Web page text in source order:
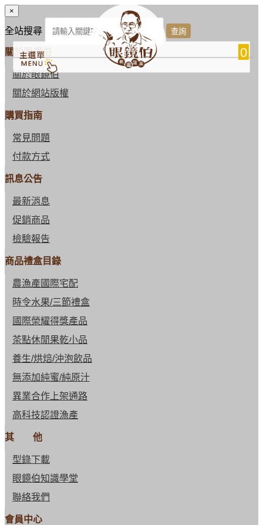
0
×
全站搜尋
關於眼鏡伯
關於眼鏡伯
關於網站版權
購買指南
常見問題
付款方式
訊息公告
最新消息
促銷商品
檢驗報告
商品禮盒目錄
農漁產國際宅配
時令水果/三節禮盒
國際榮耀得獎產品
茶點休閒果乾小品
養生/烘焙/沖泡飲品
無添加純蜜/純原汁
異業合作上架通路
高科技認證漁產
其 他
型錄下載
眼鏡伯知識學堂
聯絡我們
會員中心